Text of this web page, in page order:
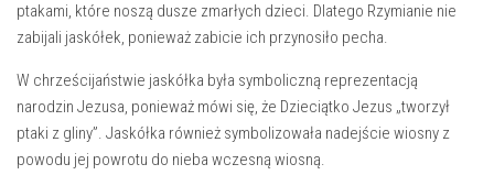
ptakami, które noszą dusze zmarłych dzieci. Dlatego Rzymianie nie
zabijali jaskółek, ponieważ zabicie ich przynosiło pecha.
W chrześcijaństwie jaskółka była symboliczną reprezentacją
narodzin Jezusa, ponieważ mówi się, że Dzieciątko Jezus „tworzył
ptaki z gliny”. Jaskółka również symbolizowała nadejście wiosny z
powodu jej powrotu do nieba wczesną wiosną.